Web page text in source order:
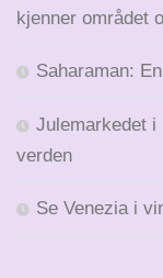
kjenner området
Saharaman:
Julemarkedet
verden
Se Venezia i